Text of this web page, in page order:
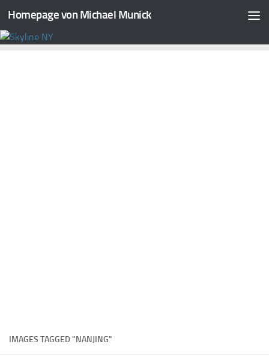
Zum Inhalt springen
Homepage von Michael Munick
IMAGES TAGGED "NANJING"